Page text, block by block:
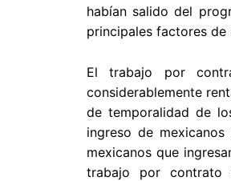
habían salido del
principales factores de
El trabajo por
considerablemente
de temporalidad de
ingreso de
mexicanos que
trabajo por contrato